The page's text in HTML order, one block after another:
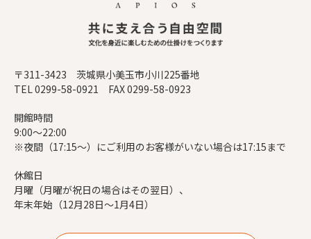
〒311-3423 茨城県小美玉市小川225番地
TEL 0299-58-0921 FAX 0299-58-0923
開館時間
9:00～22:00
※夜間（17:15～）にご利用のお客様がいない場合は17:15まで
休館日
月曜（月曜が祝日の場合はその翌日）、
年末年始（12月28日～1月4日）